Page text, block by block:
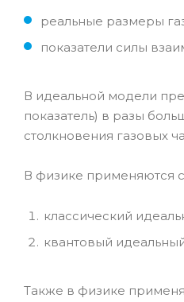
реальные размеры
показатели силы
В идеальной модели
показатель) в разы
столкновения газовых
В физике применяются
классический
квантовый
Также в физике